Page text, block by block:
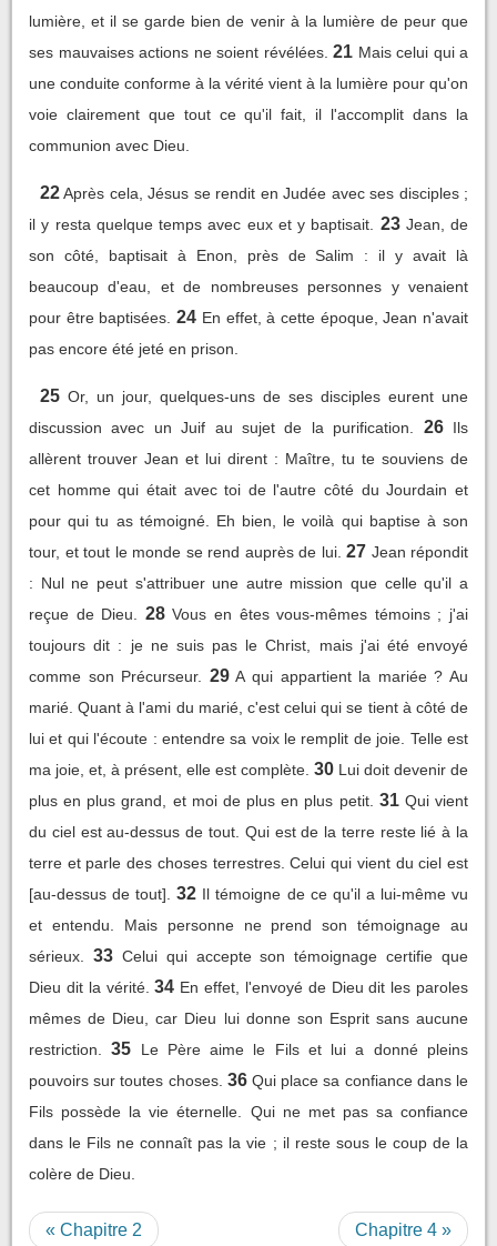
lumière, et il se garde bien de venir à la lumière de peur que
ses mauvaises actions ne soient révélées. 21 Mais celui qui a
une conduite conforme à la vérité vient à la lumière pour qu'on
voie clairement que tout ce qu'il fait, il l'accomplit dans la
communion avec Dieu.
22 Après cela, Jésus se rendit en Judée avec ses disciples ;
il y resta quelque temps avec eux et y baptisait.
23 Jean, de
son côté, baptisait à Enon, près de Salim : il y avait là
beaucoup d'eau, et de nombreuses personnes y venaient
pour être baptisées. 24 En effet, à cette époque, Jean n'avait
pas encore été jeté en prison.
25 Or, un jour, quelques-uns de ses disciples eurent une
discussion avec un Juif au sujet de la purification.
26 Ils
allèrent trouver Jean et lui dirent : Maître, tu te souviens de
cet homme qui était avec toi de l'autre côté du Jourdain et
pour qui tu as témoigné. Eh bien, le voilà qui baptise à son
tour, et tout le monde se rend auprès de lui. 27 Jean répondit
: Nul ne peut s'attribuer une autre mission que celle qu'il a
reçue de Dieu.
28 Vous en êtes vous-mêmes témoins ; j'ai
toujours dit : je ne suis pas le Christ, mais j'ai été envoyé
comme son Précurseur.
29 A qui appartient la mariée ? Au
marié. Quant à l'ami du marié, c'est celui qui se tient à côté de
lui et qui l'écoute : entendre sa voix le remplit de joie. Telle est
ma joie, et, à présent, elle est complète. 30 Lui doit devenir de
plus en plus grand, et moi de plus en plus petit. 31 Qui vient
du ciel est au-dessus de tout. Qui est de la terre reste lié à la
terre et parle des choses terrestres. Celui qui vient du ciel est
[au-dessus de tout].
32 Il témoigne de ce qu'il a lui-même vu
et entendu. Mais personne ne prend son témoignage au
sérieux.
33 Celui qui accepte son témoignage certifie que
Dieu dit la vérité. 34 En effet, l'envoyé de Dieu dit les paroles
mêmes de Dieu, car Dieu lui donne son Esprit sans aucune
restriction.
35
Le Père aime le Fils et lui a donné pleins
pouvoirs sur toutes choses. 36 Qui place sa confiance dans le
Fils possède la vie éternelle. Qui ne met pas sa confiance
dans le Fils ne connaît pas la vie ; il reste sous le coup de la
colère de Dieu.
« Chapitre 2 Chapitre 4 »